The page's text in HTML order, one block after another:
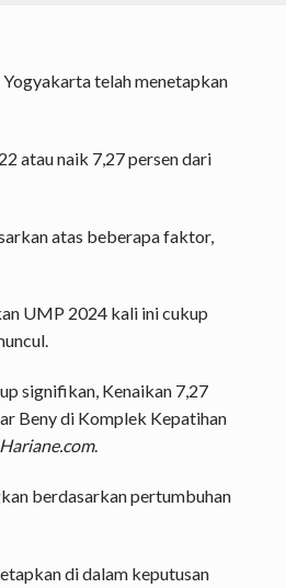
telah menetapkan
atau naik 7,27 persen dari
atas beberapa faktor,
UMP 2024 kali ini cukup
signifikan, Kenaikan 7,27
Beny di Komplek Kepatihan
Hariane.com.
berdasarkan pertumbuhan
di dalam keputusan